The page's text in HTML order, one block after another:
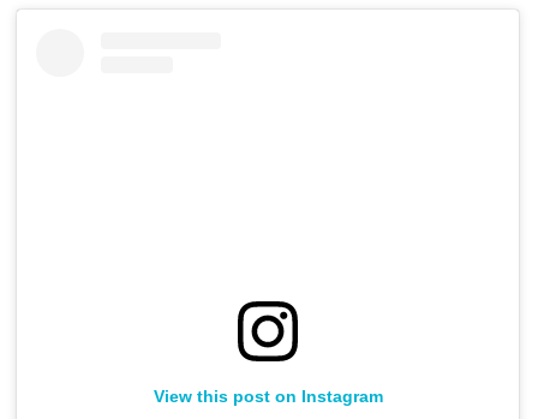
View this post on Instagram